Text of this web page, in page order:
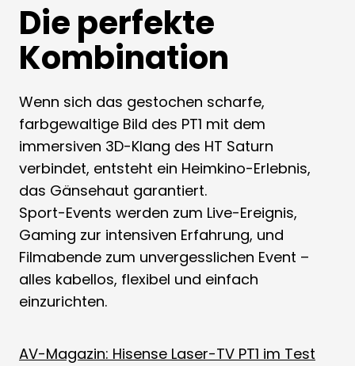
Die perfekte
Kombination
Wenn sich das gestochen scharfe,
farbgewaltige Bild des PT1 mit dem
immersiven 3D-Klang des HT Saturn
verbindet, entsteht ein Heimkino-Erlebnis,
das Gänsehaut garantiert.
Sport-Events werden zum Live-Ereignis,
Gaming zur intensiven Erfahrung, und
Filmabende zum unvergesslichen Event –
alles kabellos, flexibel und einfach
einzurichten.
AV-Magazin: Hisense Laser-TV PT1 im Test